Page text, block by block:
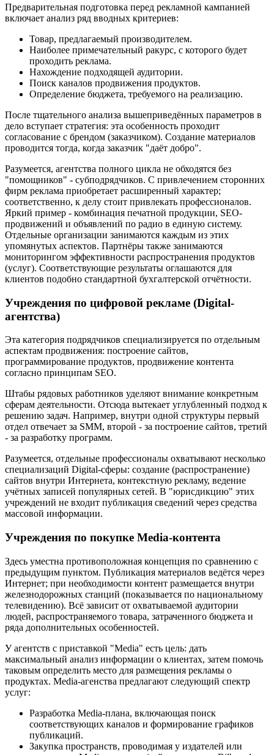
Предварительная подготовка перед рекламной кампанией
включает анализ ряд вводных критериев:
Товар, предлагаемый производителем.
Наиболее примечательный ракурс, с которого будет
проходить реклама.
Нахождение подходящей аудитории.
Поиск каналов продвижения продуктов.
Определение бюджета, требуемого на реализацию.
После тщательного анализа вышеприведённых параметров в
дело вступает стратегия: эта особенность проходит
согласование с брендом (заказчиком). Создание материалов
проводится тогда, когда заказчик "даёт добро".
Разумеется, агентства полного цикла не обходятся без
"помощников" - субподрядчиков. С привлечением сторонних
фирм реклама приобретает расширенный характер;
соответственно, к делу стоит привлекать профессионалов.
Яркий пример - комбинация печатной продукции, SEO-
продвижений и объявлений по радио в единую систему.
Отдельные организации занимаются каждым из этих
упомянутых аспектов. Партнёры также занимаются
мониторингом эффективности распространения продуктов
(услуг). Соответствующие результаты оглашаются для
клиентов подобно стандартной бухгалтерской отчётности.
Учреждения по цифровой рекламе (Digital-
агентства)
Эта категория подрядчиков специализируется по отдельным
аспектам продвижения: построение сайтов,
программирование продуктов, продвижение контента
согласно принципам SEO.
Штабы рядовых работников уделяют внимание конкретным
сферам деятельности. Отсюда вытекает углубленный подход к
решению задач. Например, внутри одной структуры первый
отдел отвечает за SMM, второй - за построение сайтов, третий
- за разработку программ.
Разумеется, отдельные профессионалы охватывают несколько
специализаций Digital-сферы: создание (распространение)
сайтов внутри Интернета, контекстную рекламу, ведение
учётных записей популярных сетей. В "юрисдикцию" этих
учреждений не входит публикация сведений через средства
массовой информации.
Учреждения по покупке Media-контента
Здесь уместна противоположная концепция по сравнению с
предыдущим пунктом. Публикация материалов ведётся через
Интернет; при необходимости контент размещается внутри
железнодорожных станций (показывается по национальному
телевидению). Всё зависит от охватываемой аудитории
людей, распространяемого товара, затраченного бюджета и
ряда дополнительных особенностей.
У агентств с приставкой "Media" есть цель: дать
максимальный анализ информации о клиентах, затем помочь
таковым определить место для размещения рекламы о
продуктах. Media-агенства предлагают следующий спектр
услуг:
Разработка Media-плана, включающая поиск
соответствующих каналов и формирование графиков
публикаций.
Закупка пространств, проводимая у издателей или